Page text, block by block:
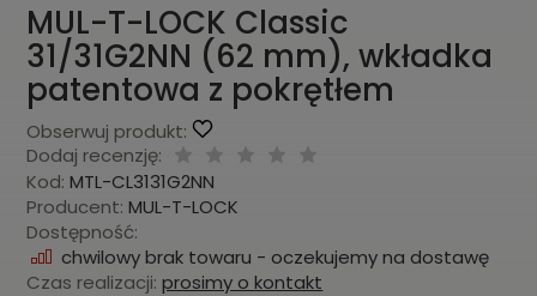
MUL-T-LOCK Classic
31/31G2NN (62 mm), wkładka
patentowa z pokrętłem
Obserwuj produkt:
Dodaj recenzję:
Kod: MTL-CL3131G2NN
Producent: MUL-T-LOCK
Dostępność:
chwilowy brak towaru - oczekujemy na dostawę
Czas realizacji: prosimy o kontakt